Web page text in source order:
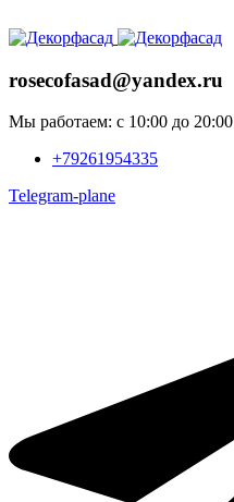
rosecofasad@yandex.ru
Мы работаем: с 10:00 до 20:00
+79261954335
Telegram-plane